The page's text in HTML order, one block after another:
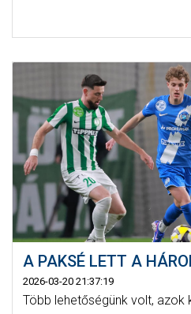
A PAKSÉ LETT A
2026-03-20 21:37:19
Több lehetőségünk volt, azok